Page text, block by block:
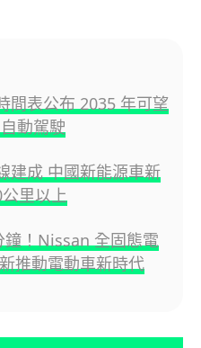
間表公布 2035 年可望
動駕駛
建成 中國新能源車新
里以上
！Nissan 全固態電
推動電動車新時代